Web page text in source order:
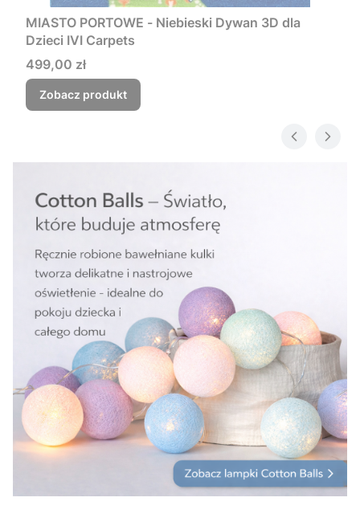
MIASTO PORTOWE - Niebieski Dywan 3D dla
Dzieci IVI Carpets
Cena
499,00 zł
Zobacz produkt